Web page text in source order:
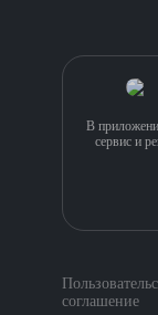
соглашение
В
сервис и